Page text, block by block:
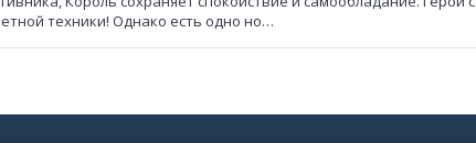
техники! Однако есть одно но…